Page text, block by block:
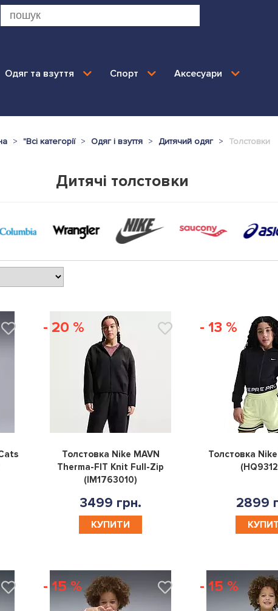
Одяг та взуття Спорт Аксесуари
"Всі категорії Одяг і взуття Дитячий одяг Толстовки
Дитячі толстовки
0
- 20 %
Толстовка Nike MAVN
Therma-FIT Knit Full-Zip
(IM1763010)
3499 грн.
КУПИТИ
- 13 %
Толстовка
2899
- 15 % - 15 %